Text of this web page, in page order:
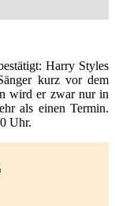
Harry Styles
kurz vor dem
wird er zwar nur in
als einen Termin.
Uhr.